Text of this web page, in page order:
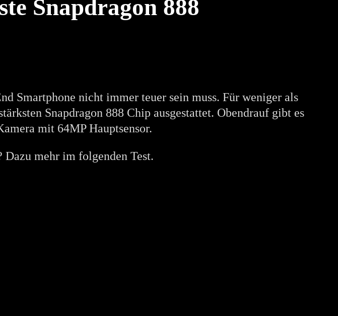
Snapdragon 888
Smartphone nicht immer teuer sein muss. Für weniger als
Snapdragon 888 Chip ausgestattet. Obendrauf gibt es
mit 64MP Hauptsensor.
Dazu mehr im folgenden Test.